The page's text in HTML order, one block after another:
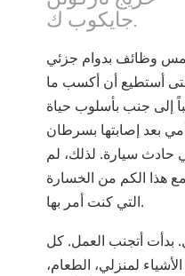
جايكوب ك.
وظائف بدوام جزئي
أستطيع أن أكسب ما
إلى جنب بأسلوب حياة
بعد إصابتها بسرطان
سيارة. لذلك، لم
هذا الكم من الخسارة
التي كنت أمر بها.
أتجنب العمل. كل
لمنزلي، الطعام،